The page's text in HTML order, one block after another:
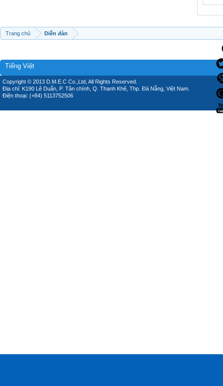
Trang chủ Diễn đàn
Tiếng Việt
Copyright © 2013 D.M.E.C Co.,Ltd, All Rights Reserved.
Địa chỉ: K190 Lê Duẩn, P. Tân chính, Q. Thanh Khê, Thp. Đà Nẵng, Việt Nam.
Điện thoại: (+84) 5113752506